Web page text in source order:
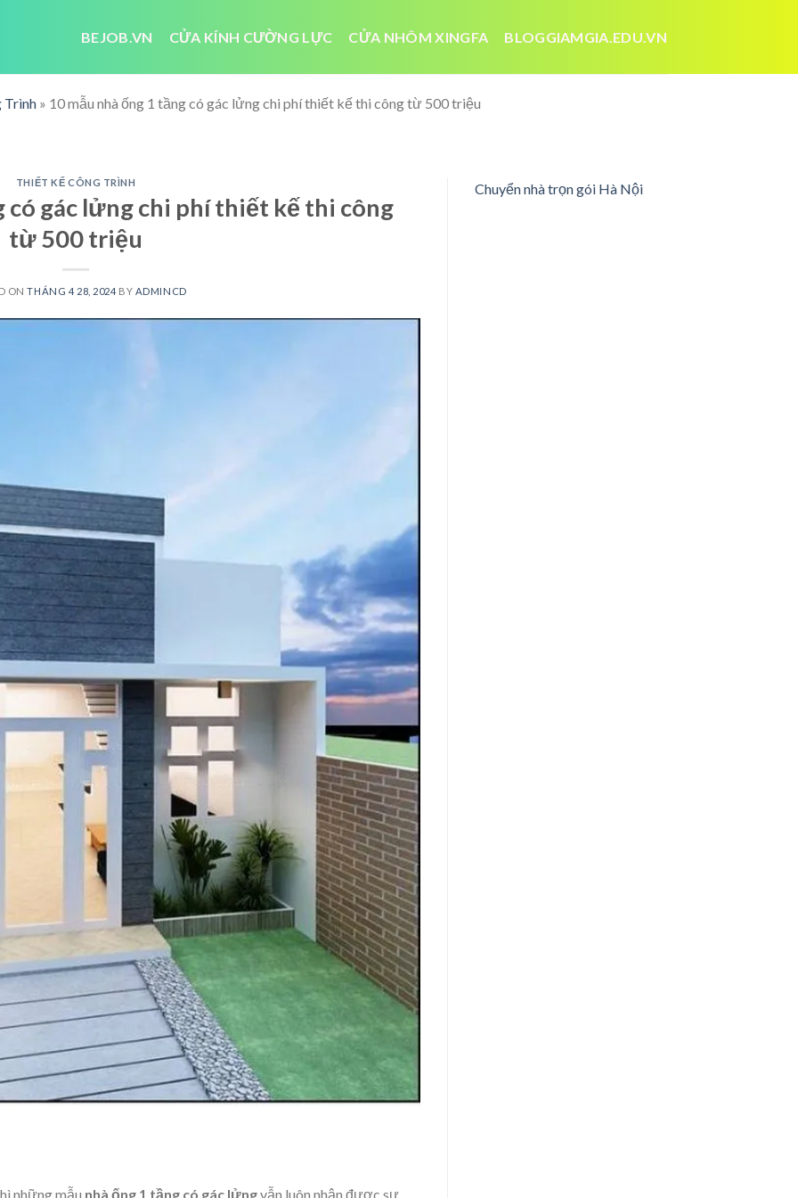
BEJOB.VN CỬA KÍNH CƯỜNG LỰC CỬA NHÔM XINGFA BLOGGIAMGIA.EDU.VN
Trình » 10 mẫu nhà ống 1 tầng có gác lửng chi phí thiết kế thi công từ 500 triệu
THIẾT KẾ CÔNG TRÌNH
có gác lửng chi phí thiết kế thi công
từ 500 triệu
ONTHÁNG 4 28, 2024 BY ADMINCD
những mẫu nhà ống 1 tầng có gác lửngvẫn luôn nhận được sự
Chuyển nhà trọn gói Hà Nội